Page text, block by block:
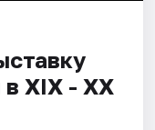
XIX - XX